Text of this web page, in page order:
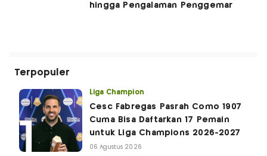
hingga Pengalaman Penggemar
Terpopuler
Liga Champion
Cesc Fabregas Pasrah Como 1907
Cuma Bisa Daftarkan 17 Pemain
untuk Liga Champions 2026-2027
06 Agustus 2026